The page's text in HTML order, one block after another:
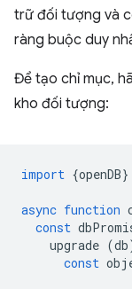
trữ đối tượng và
ràng buộc duy
Để tạo chỉ mục,
kho đối tượng:
import {openDB}
async function
const
upgrade (db
const